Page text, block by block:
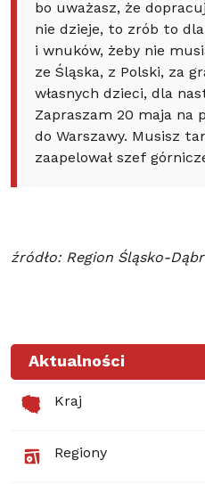
bo uważasz, że
nie dzieje, to zrób to
i wnuków, żeby nie
ze Śląska, z Polski, za
własnych dzieci, dla
Zapraszam 20 maja na
do Warszawy. Musisz
zaapelował szef
źródło: Region Śląsko-
Aktualności
Kraj
Regiony